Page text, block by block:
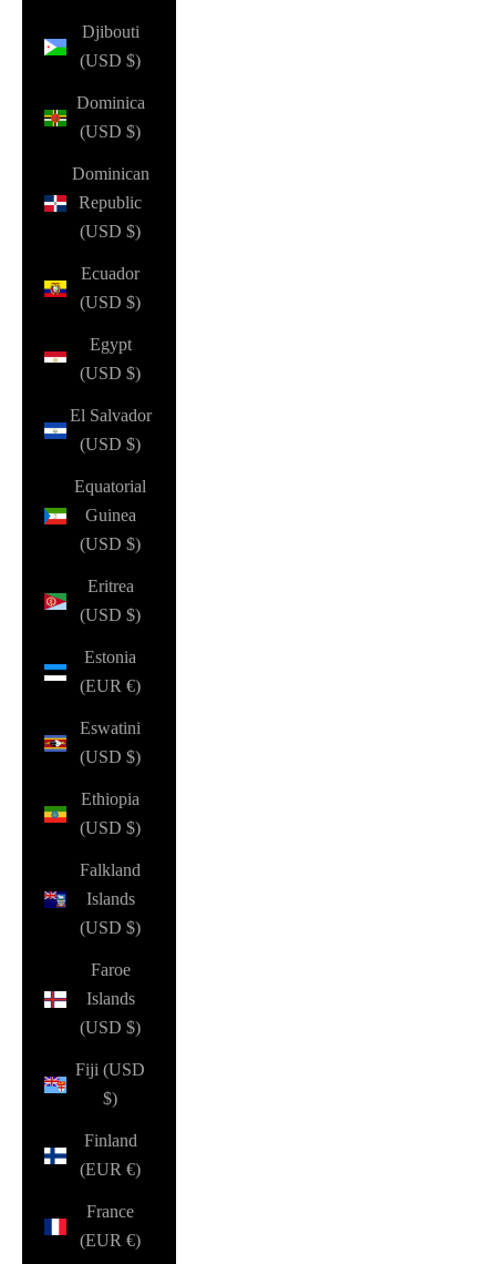
Djibouti
(USD $)
Dominica
(USD $)
Dominican
Republic
(USD $)
Ecuador
(USD $)
Egypt
(USD $)
El Salvador
(USD $)
Equatorial
Guinea
(USD $)
Eritrea
(USD $)
Estonia
(EUR €)
Eswatini
(USD $)
Ethiopia
(USD $)
Falkland
Islands
(USD $)
Faroe
Islands
(USD $)
Fiji (USD
$)
Finland
(EUR €)
France
(EUR €)